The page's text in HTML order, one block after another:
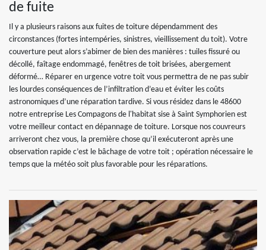
de fuite
Il y a plusieurs raisons aux fuites de toiture dépendamment des
circonstances (fortes intempéries, sinistres, vieillissement du toit). Votre
couverture peut alors s’abimer de bien des manières : tuiles fissuré ou
décollé, faîtage endommagé, fenêtres de toit brisées, abergement
déformé… Réparer en urgence votre toit vous permettra de ne pas subir
les lourdes conséquences de l’infiltration d’eau et éviter les coûts
astronomiques d’une réparation tardive. Si vous résidez dans le 48600
notre entreprise Les Compagons de l'habitat sise à Saint Symphorien est
votre meilleur contact en dépannage de toiture. Lorsque nos couvreurs
arriveront chez vous, la première chose qu’il exécuteront après une
observation rapide c’est le bâchage de votre toit ; opération nécessaire le
temps que la météo soit plus favorable pour les réparations.